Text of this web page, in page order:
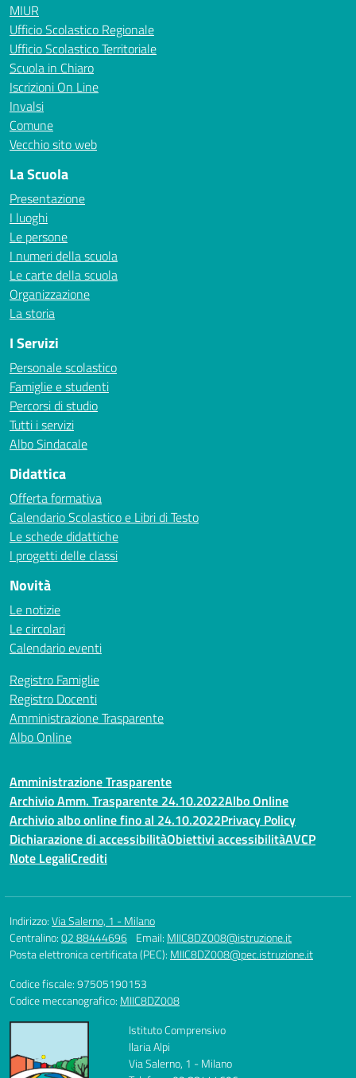
MIUR
Ufficio Scolastico Regionale
Ufficio Scolastico Territoriale
Scuola in Chiaro
Iscrizioni On Line
Invalsi
Comune
Vecchio sito web
La Scuola
Presentazione
I luoghi
Le persone
I numeri della scuola
Le carte della scuola
Organizzazione
La storia
I Servizi
Personale scolastico
Famiglie e studenti
Percorsi di studio
Tutti i servizi
Albo Sindacale
Didattica
Offerta formativa
Calendario Scolastico e Libri di Testo
Le schede didattiche
I progetti delle classi
Novità
Le notizie
Le circolari
Calendario eventi
Registro Famiglie
Registro Docenti
Amministrazione Trasparente
Albo Online
Amministrazione Trasparente
Archivio Amm. Trasparente 24.10.2022Albo Online
Archivio albo online fino al 24.10.2022Privacy Policy
Dichiarazione di accessibilitàObiettivi accessibilitàAVCP
Note LegaliCrediti
Indirizzo:Via Salerno, 1 - Milano
Centralino:02 88444696 Email: MIIC8DZ008@istruzione.it
Posta elettronica certificata (PEC): MIIC8DZ008@pec.istruzione.it
Codice fiscale: 97505190153
Codice meccanografico: MIIC8DZ008
Istituto Comprensivo
Ilaria Alpi
Via Salerno, 1 - Milano